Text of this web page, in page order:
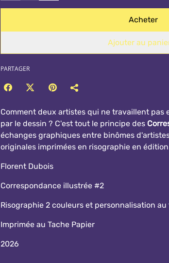
Acheter
Ajouter au
PARTAGER
Comment deux artistes qui ne travaillent
par le dessin ? C'est tout le principe des
échanges graphiques entre binômes
originales imprimées en risographie en
Florent Dubois
Correspondance illustrée #2
Risographie 2 couleurs et personnalisation
Imprimée au Tache Papier
2026